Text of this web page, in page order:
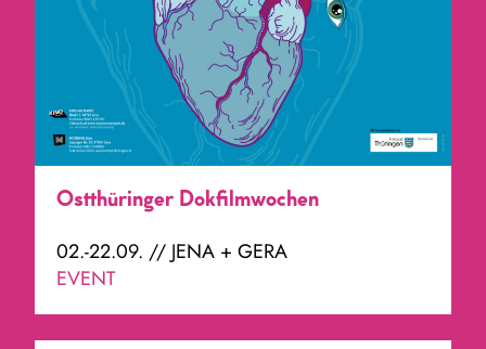
Ostthüringer Dokfilmwochen
02.-22.09. // JENA + GERA
EVENT